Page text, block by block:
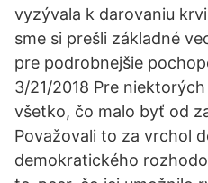
vyzývala k darovaniu
sme si prešli základné
pre podrobnejšie
3/21/2018 Pre
všetko, čo malo byť od
Považovali to za vrchol
demokratického